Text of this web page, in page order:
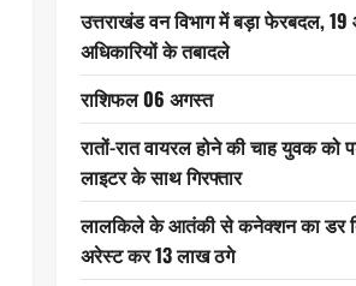
उत्तराखंड वन विभाग में बड़ा फेरबदल,
अधिकारियों के तबादले
राशिफल 06 अगस्त
रातों-रात वायरल होने की चाह युवक को
लाइटर के साथ गिरफ्तार
लालकिले के आतंकी से कनेक्शन का डर
अरेस्ट कर 13 लाख ठगे